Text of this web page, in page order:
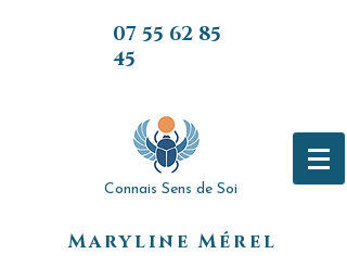
07 55 62 85
45
07 55 62 85
Connais Sens de Soi
Maryline Mérel